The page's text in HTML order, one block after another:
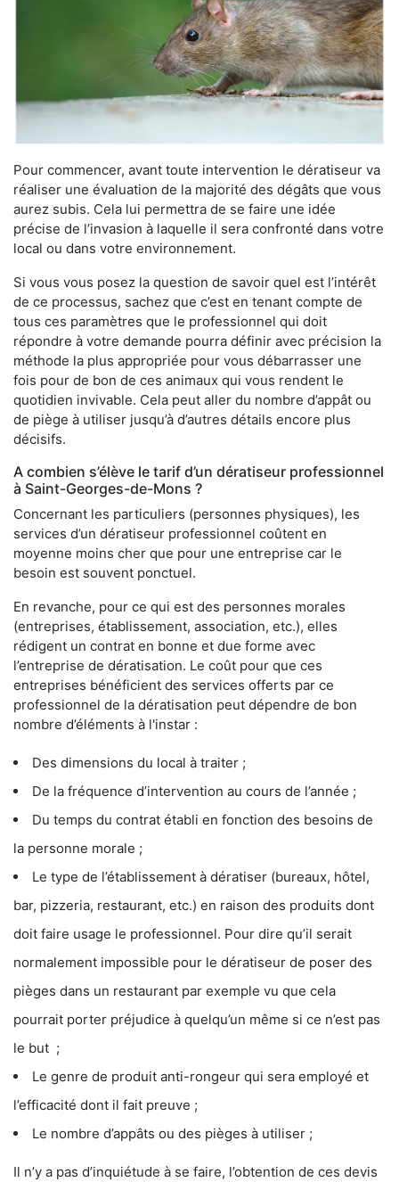
Pour commencer, avant toute intervention le dératiseur va
réaliser une évaluation de la majorité des dégâts que vous
aurez subis. Cela lui permettra de se faire une idée
précise de l’invasion à laquelle il sera confronté dans votre
local ou dans votre environnement.
Si vous vous posez la question de savoir quel est l’intérêt
de ce processus, sachez que c’est en tenant compte de
tous ces paramètres que le professionnel qui doit
répondre à votre demande pourra définir avec précision la
méthode la plus appropriée pour vous débarrasser une
fois pour de bon de ces animaux qui vous rendent le
quotidien invivable. Cela peut aller du nombre d’appât ou
de piège à utiliser jusqu’à d’autres détails encore plus
décisifs.
A combien s’élève le tarif d’un dératiseur professionnel
à Saint-Georges-de-Mons ?
Concernant les particuliers (personnes physiques), les
services d’un dératiseur professionnel coûtent en
moyenne moins cher que pour une entreprise car le
besoin est souvent ponctuel.
En revanche, pour ce qui est des personnes morales
(entreprises, établissement, association, etc.), elles
rédigent un contrat en bonne et due forme avec
l’entreprise de dératisation. Le coût pour que ces
entreprises bénéficient des services offerts par ce
professionnel de la dératisation peut dépendre de bon
nombre d’éléments à l'instar :
Des dimensions du local à traiter ;
De la fréquence d’intervention au cours de l’année ;
Du temps du contrat établi en fonction des besoins de
la personne morale ;
Le type de l’établissement à dératiser (bureaux, hôtel,
bar, pizzeria, restaurant, etc.) en raison des produits dont
doit faire usage le professionnel. Pour dire qu’il serait
normalement impossible pour le dératiseur de poser des
pièges dans un restaurant par exemple vu que cela
pourrait porter préjudice à quelqu’un même si ce n’est pas
le but ;
Le genre de produit anti-rongeur qui sera employé et
l’efficacité dont il fait preuve ;
Le nombre d’appâts ou des pièges à utiliser ;
Il n’y a pas d’inquiétude à se faire, l’obtention de ces devis